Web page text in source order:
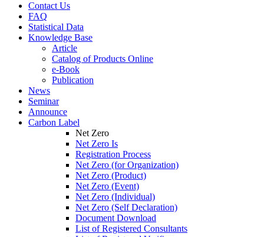
Contact Us
FAQ
Statistical Data
Knowledge Base
Article
Catalog of Products Online
e-Book
Publication
News
Seminar
Announce
Carbon Label
Net Zero
Net Zero Is
Registration Process
Net Zero (for Organization)
Net Zero (Product)
Net Zero (Event)
Net Zero (Individual)
Net Zero (Self Declaration)
Document Download
List of Registered Consultants